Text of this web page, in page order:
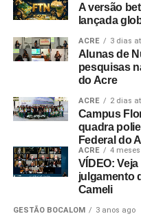
A versão
lançada
ACRE 3 dias
Alunas de
pesquisas
do Acre
ACRE 2 dias
Campus
quadra
Federal do
ACRE 4
VÍDEO:
julgamento
Cameli
GESTÃO BOCALOM 3 anos ago